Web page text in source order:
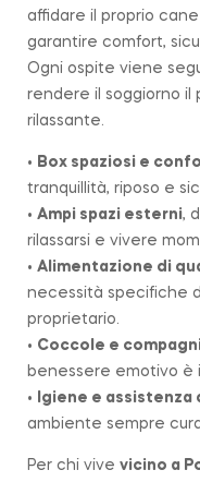
affidare il proprio
garantire comfort,
Ogni ospite viene
rendere il soggiorno il
rilassante.
• Box spaziosi e
tranquillità, riposo e
• Ampi spazi esterni,
rilassarsi e vivere
• Alimentazione di
necessità specifiche
proprietario.
• Coccole e
benessere emotivo è
•
Igiene e
ambiente sempre
Per chi vive vicino a